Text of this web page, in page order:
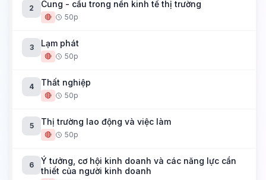
2 Cung - cầu trong nền kinh tế thị trường
🔴 50p
3 Lạm phát
🔴 50p
4 Thất nghiệp
🔴 50p
5 Thị trường lao động và việc làm
🔴 50p
6
Ý tưởng, cơ hội kinh doanh và các năng lực cần
thiết của người kinh doanh